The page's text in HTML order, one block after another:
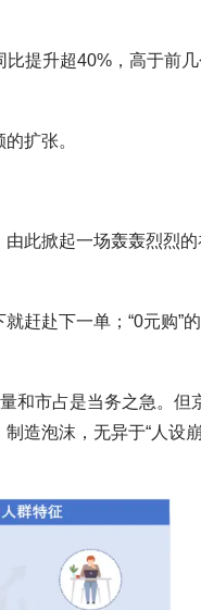
提升超40%，高于前
扩张。
此掀起一场轰轰烈烈的
赶赴下一单；“0元购”
和市占是当务之急。但
造泡沫，无异于“人设